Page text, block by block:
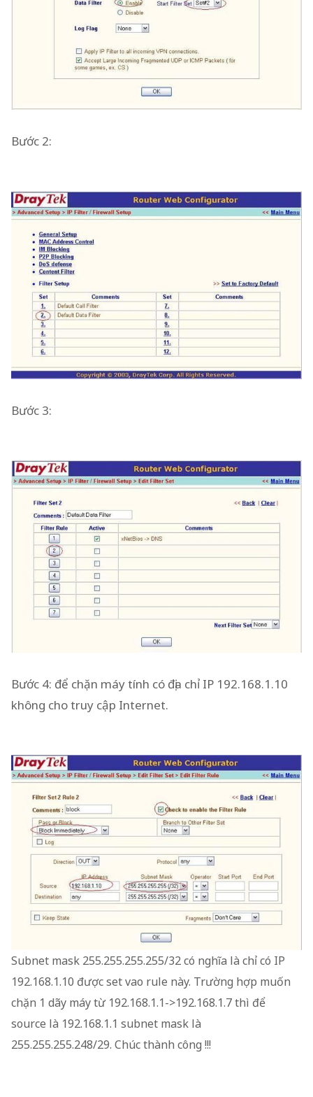
Bước 2:
Bước 3:
Bước 4: để chặn máy tính có địa chỉ IP 192.168.1.10
không cho truy cập Internet.
Subnet mask 255.255.255.255/32 có nghĩa là chỉ có IP
192.168.1.10 được set vao rule này. Trường hợp muốn
chặn 1 dãy máy từ 192.168.1.1->192.168.1.7 thì để
source là 192.168.1.1 subnet mask là
255.255.255.248/29. Chúc thành công !!!